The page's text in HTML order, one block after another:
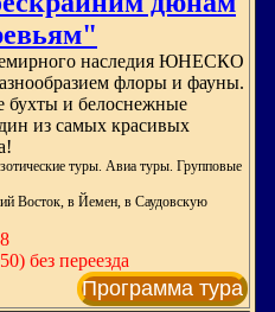
наследия ЮНЕСКО
флоры и фауны.
бухты и белоснежные
из самых красивых
туры. Авиа туры. Групповые
Восток, в Йемен, в Саудовскую
без переезда
Программа тура